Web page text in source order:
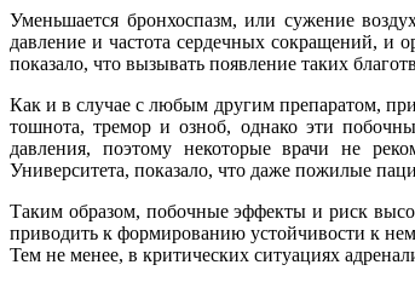
Уменьшается бронхоспазм, или сужение
давление и частота сердечных сокращений, и
показало, что вызывать появление таких
Как и в случае с любым другим препаратом,
тошнота, тремор и озноб, однако эти
давления, поэтому некоторые врачи не
Университета, показало, что даже пожилые
Таким образом, побочные эффекты и риск
приводить к формированию устойчивости к
Тем не менее, в критических ситуациях